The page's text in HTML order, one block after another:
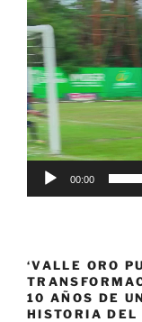
Reproductor
de
vídeo
00:00
‘VALLE ORO
10 AÑOS DE
HISTORIA